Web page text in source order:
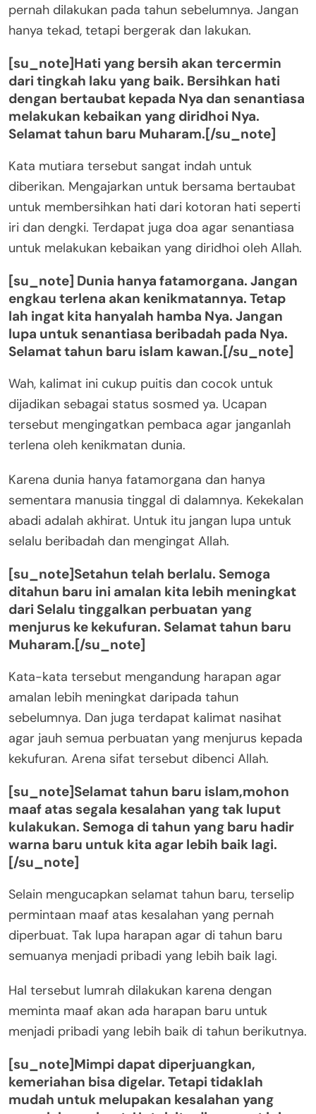
pernah dilakukan pada tahun sebelumnya. Jangan
hanya tekad, tetapi bergerak dan lakukan.
[su_note]Hati yang bersih akan tercermin
dari tingkah laku yang baik. Bersihkan hati
dengan bertaubat kepada Nya dan senantiasa
melakukan kebaikan yang diridhoi Nya.
Selamat tahun baru Muharam.[/su_note]
Kata mutiara tersebut sangat indah untuk
diberikan. Mengajarkan untuk bersama bertaubat
untuk membersihkan hati dari kotoran hati seperti
iri dan dengki. Terdapat juga doa agar senantiasa
untuk melakukan kebaikan yang diridhoi oleh Allah.
[su_note] Dunia hanya fatamorgana. Jangan
engkau terlena akan kenikmatannya. Tetap
lah ingat kita hanyalah hamba Nya. Jangan
lupa untuk senantiasa beribadah pada Nya.
Selamat tahun baru islam kawan.[/su_note]
Wah, kalimat ini cukup puitis dan cocok untuk
dijadikan sebagai status sosmed ya. Ucapan
tersebut mengingatkan pembaca agar janganlah
terlena oleh kenikmatan dunia.
Karena dunia hanya fatamorgana dan hanya
sementara manusia tinggal di dalamnya. Kekekalan
abadi adalah akhirat. Untuk itu jangan lupa untuk
selalu beribadah dan mengingat Allah.
[su_note]Setahun telah berlalu. Semoga
ditahun baru ini amalan kita lebih meningkat
dari Selalu tinggalkan perbuatan yang
menjurus ke kekufuran. Selamat tahun baru
Muharam.[/su_note]
Kata-kata tersebut mengandung harapan agar
amalan lebih meningkat daripada tahun
sebelumnya. Dan juga terdapat kalimat nasihat
agar jauh semua perbuatan yang menjurus kepada
kekufuran. Arena sifat tersebut dibenci Allah.
[su_note]Selamat tahun baru islam,mohon
maaf atas segala kesalahan yang tak luput
kulakukan. Semoga di tahun yang baru hadir
warna baru untuk kita agar lebih baik lagi.
[/su_note]
Selain mengucapkan selamat tahun baru, terselip
permintaan maaf atas kesalahan yang pernah
diperbuat. Tak lupa harapan agar di tahun baru
semuanya menjadi pribadi yang lebih baik lagi.
Hal tersebut lumrah dilakukan karena dengan
meminta maaf akan ada harapan baru untuk
menjadi pribadi yang lebih baik di tahun berikutnya.
[su_note]Mimpi dapat diperjuangkan,
kemeriahan bisa digelar. Tetapi tidaklah
mudah untuk melupakan kesalahan yang